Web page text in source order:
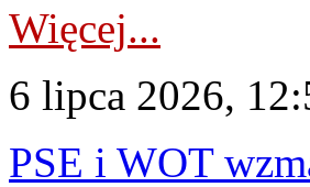
Więcej...
6 lipca 2026,
PSE i WOT